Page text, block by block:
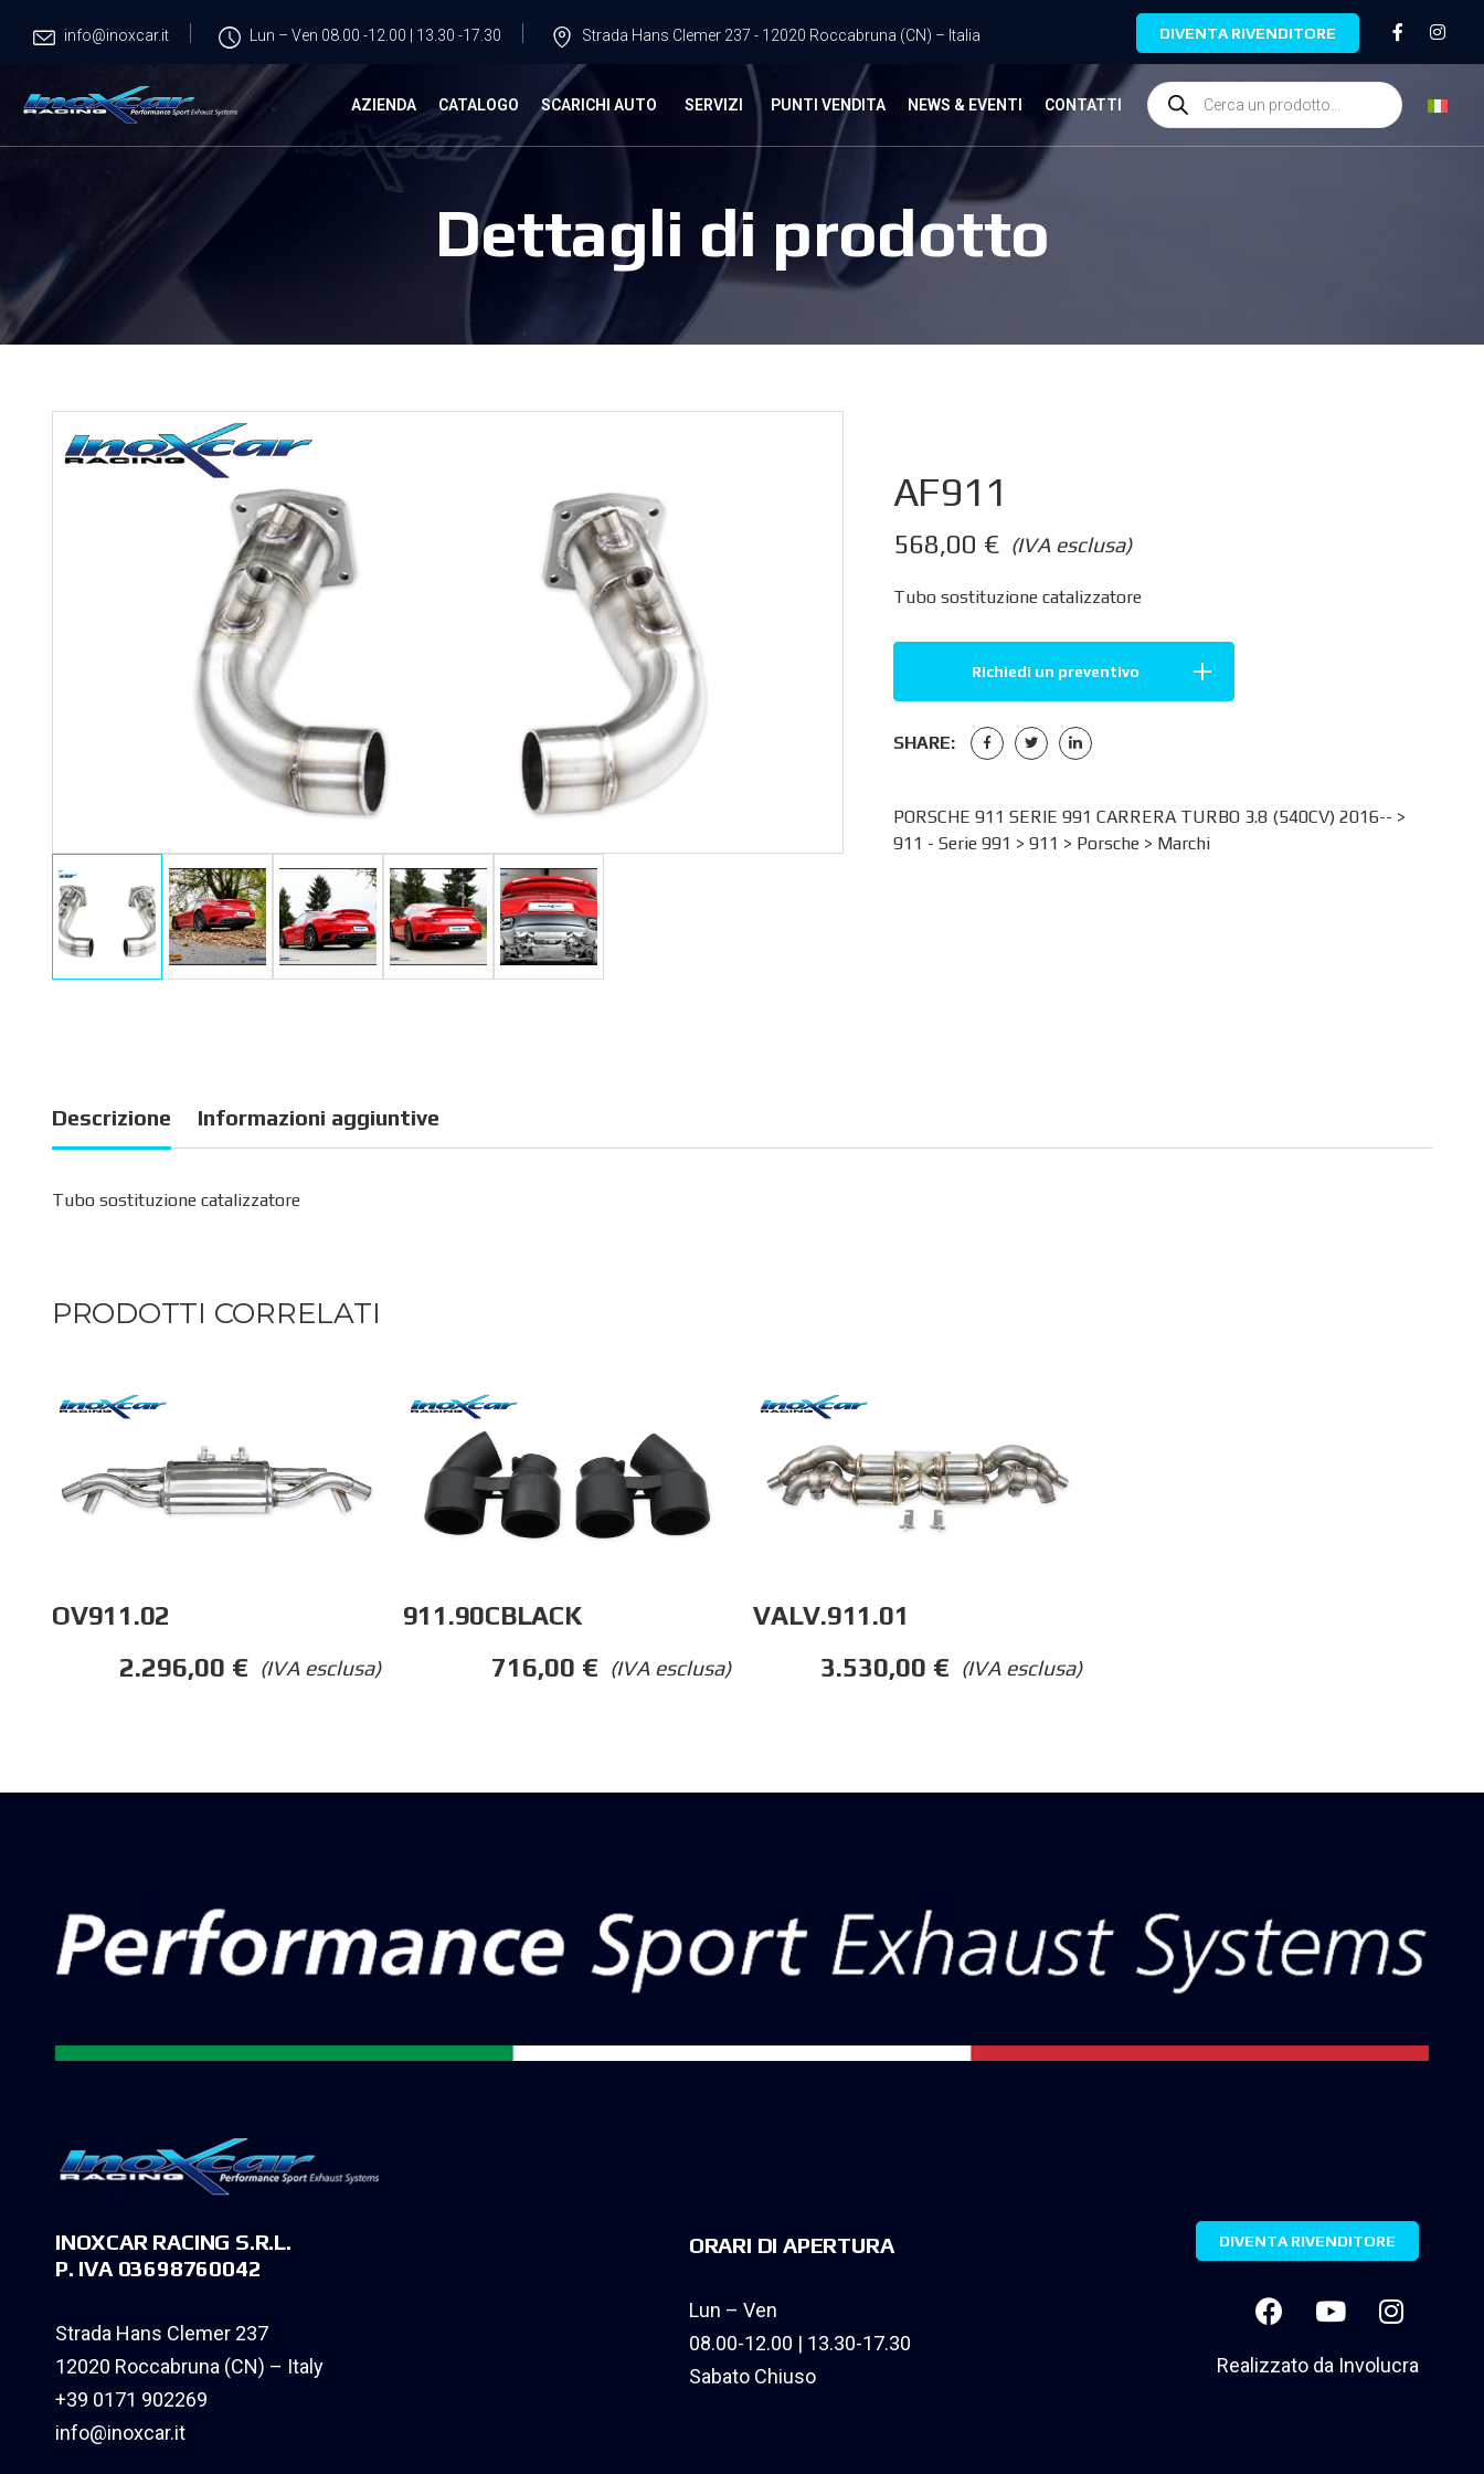
info@inoxcar.it Lun – Ven 08.00 -12.00 | 13.30 -17.30 Strada Hans Clemer 237 - 12020 Roccabruna (CN) – Italia DIVENTA RIVENDITORE
AZIENDA CATALOGO SCARICHI AUTO SERVIZI PUNTI VENDITA NEWS & EVENTI CONTATTI
Dettagli di prodotto
AF911
(IVA esclusa)
568,00 €
Tubo sostituzione catalizzatore
Richiedi un preventivo
SHARE:
PORSCHE 911 SERIE 991 CARRERA TURBO 3.8 (540CV) 2016-- >
911 - Serie 991 > 911 > Porsche> Marchi
Descrizione Informazioni aggiuntive
Tubo sostituzione catalizzatore
PRODOTTI CORRELATI
OV911.02
(IVA esclusa)
2.296,00 €
911.90CBLACK
(IVA esclusa)
716,00 €
VALV.911.01
(IVA esclusa)
3.530,00 €
INOXCAR RACING S.R.L.
P. IVA 03698760042
Strada Hans Clemer 237
12020 Roccabruna (CN) – Italy
+39 0171 902269
info@inoxcar.it
ORARI DI APERTURA
Lun – Ven
08.00-12.00 | 13.30-17.30
Sabato Chiuso
DIVENTA RIVENDITORE
Realizzato da Involucra